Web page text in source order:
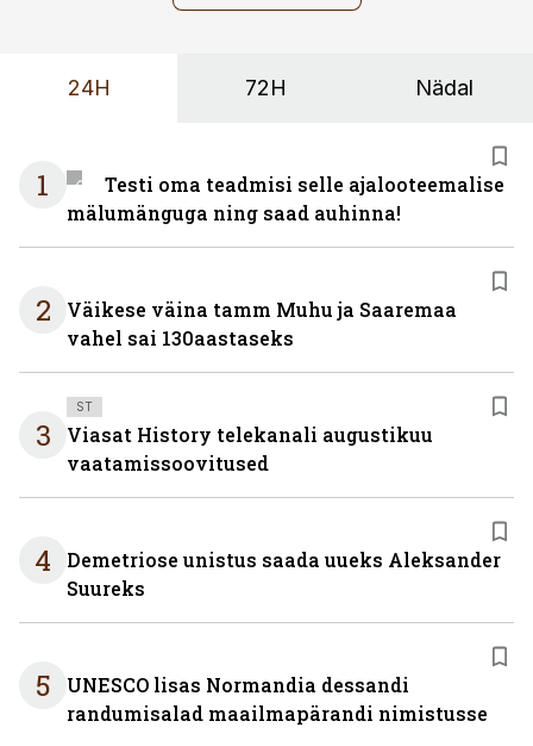
24H 72H Nädal
1
Testi oma teadmisi selle ajalooteemalise
mälumänguga ning saad auhinna!
2
Väikese väina tamm Muhu ja Saaremaa
vahel sai 130aastaseks
3
ST
Viasat History telekanali augustikuu
vaatamissoovitused
4
Demetriose unistus saada uueks Aleksander
Suureks
5
UNESCO lisas Normandia dessandi
randumisalad maailmapärandi nimistusse